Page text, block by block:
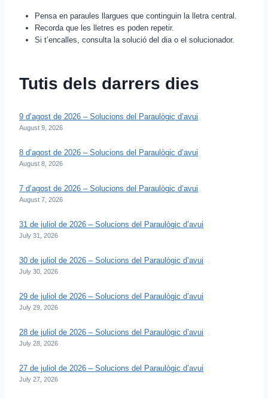
Pensa en paraules llargues que continguin la lletra central.
Recorda que les lletres es poden repetir.
Si t’encalles, consulta la solució del dia o el solucionador.
Tutis dels darrers dies
9 d’agost de 2026 – Solucions del Paraulògic d’avui
August 9, 2026
8 d’agost de 2026 – Solucions del Paraulògic d’avui
August 8, 2026
7 d’agost de 2026 – Solucions del Paraulògic d’avui
August 7, 2026
31 de juliol de 2026 – Solucions del Paraulògic d’avui
July 31, 2026
30 de juliol de 2026 – Solucions del Paraulògic d’avui
July 30, 2026
29 de juliol de 2026 – Solucions del Paraulògic d’avui
July 29, 2026
28 de juliol de 2026 – Solucions del Paraulògic d’avui
July 28, 2026
27 de juliol de 2026 – Solucions del Paraulògic d’avui
July 27, 2026